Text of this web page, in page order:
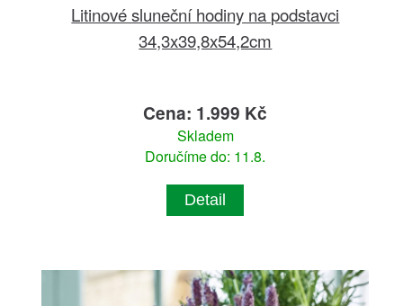
Litinové sluneční hodiny na podstavci
34,3x39,8x54,2cm
Cena: 1.999 Kč
Skladem
Doručíme do: 11.8.
Detail